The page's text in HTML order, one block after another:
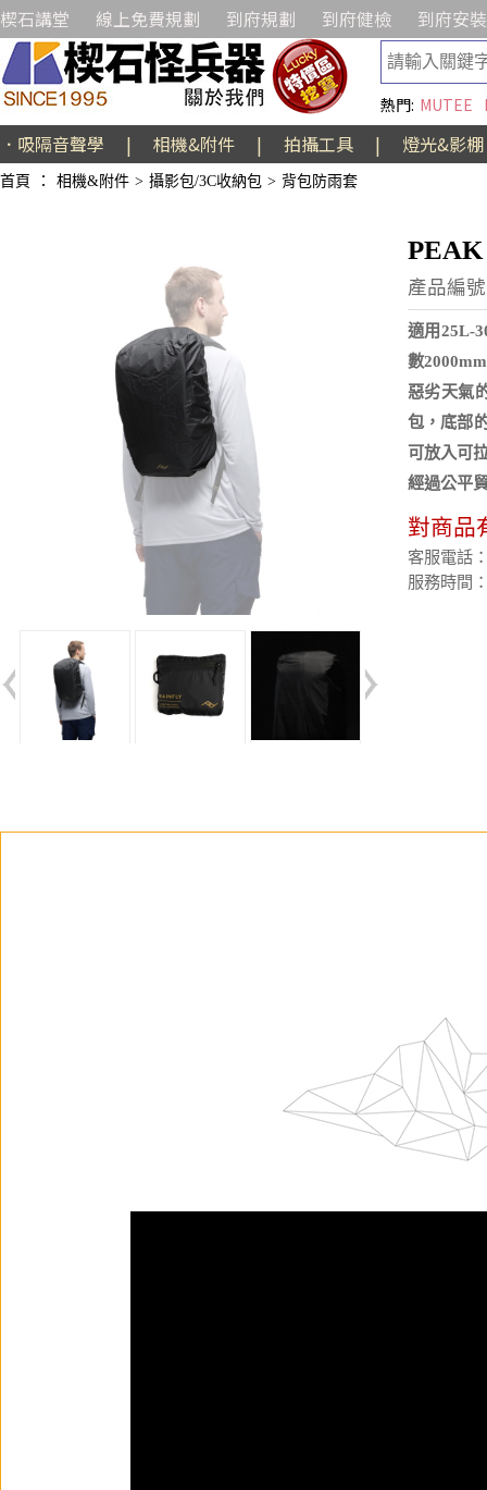
楔石講堂 線上免費規劃 到府規劃 到府健檢 到府安裝
熱門: MUTEE
．吸隔音聲學 | 相機&附件 | 拍攝工具 | 燈光&影棚
首頁 ： 相機&附件 > 攝影包/3C收納包 > 背包防雨套
PEAK
產品編
適用25L-
數
惡劣天氣
包，底部
可放入可
經過公平
對商品
客服電話
服務時間